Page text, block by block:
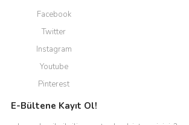
Facebook
Twitter
Instagram
Youtube
Pinterest
E-Bültene Kayıt Ol!